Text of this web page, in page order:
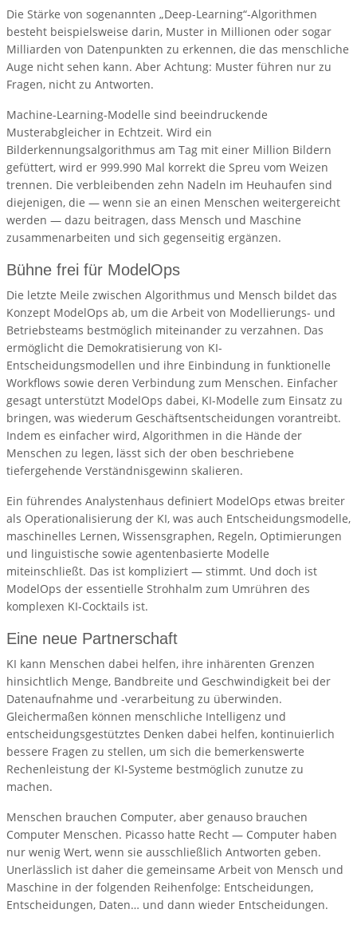
Die Stärke von sogenannten „Deep-Learning“-Algorithmen
besteht beispielsweise darin, Muster in Millionen oder sogar
Milliarden von Datenpunkten zu erkennen, die das menschliche
Auge nicht sehen kann. Aber Achtung: Muster führen nur zu
Fragen, nicht zu Antworten.
Machine-Learning-Modelle sind beeindruckende
Musterabgleicher in Echtzeit. Wird ein
Bilderkennungsalgorithmus am Tag mit einer Million Bildern
gefüttert, wird er 999.990 Mal korrekt die Spreu vom Weizen
trennen. Die verbleibenden zehn Nadeln im Heuhaufen sind
diejenigen, die — wenn sie an einen Menschen weitergereicht
werden — dazu beitragen, dass Mensch und Maschine
zusammenarbeiten und sich gegenseitig ergänzen.
Bühne frei für ModelOps
Die letzte Meile zwischen Algorithmus und Mensch bildet das
Konzept ModelOps ab, um die Arbeit von Modellierungs- und
Betriebsteams bestmöglich miteinander zu verzahnen. Das
ermöglicht die Demokratisierung von KI-
Entscheidungsmodellen und ihre Einbindung in funktionelle
Workflows sowie deren Verbindung zum Menschen. Einfacher
gesagt unterstützt ModelOps dabei, KI-Modelle zum Einsatz zu
bringen, was wiederum Geschäftsentscheidungen vorantreibt.
Indem es einfacher wird, Algorithmen in die Hände der
Menschen zu legen, lässt sich der oben beschriebene
tiefergehende Verständnisgewinn skalieren.
Ein führendes Analystenhaus definiert ModelOps etwas breiter
als Operationalisierung der KI, was auch Entscheidungsmodelle,
maschinelles Lernen, Wissensgraphen, Regeln, Optimierungen
und linguistische sowie agentenbasierte Modelle
miteinschließt. Das ist kompliziert — stimmt. Und doch ist
ModelOps der essentielle Strohhalm zum Umrühren des
komplexen KI-Cocktails ist.
Eine neue Partnerschaft
KI kann Menschen dabei helfen, ihre inhärenten Grenzen
hinsichtlich Menge, Bandbreite und Geschwindigkeit bei der
Datenaufnahme und -verarbeitung zu überwinden.
Gleichermaßen können menschliche Intelligenz und
entscheidungsgestütztes Denken dabei helfen, kontinuierlich
bessere Fragen zu stellen, um sich die bemerkenswerte
Rechenleistung der KI-Systeme bestmöglich zunutze zu
machen.
Menschen brauchen Computer, aber genauso brauchen
Computer Menschen. Picasso hatte Recht — Computer haben
nur wenig Wert, wenn sie ausschließlich Antworten geben.
Unerlässlich ist daher die gemeinsame Arbeit von Mensch und
Maschine in der folgenden Reihenfolge: Entscheidungen,
Entscheidungen, Daten… und dann wieder Entscheidungen.